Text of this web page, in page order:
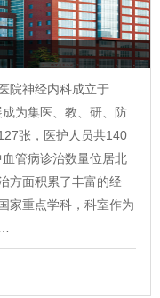
院神经内科成立于
为集医、教、研、防
张，医护人员共140
管病诊治数量位居北
方面积累了丰富的经
家重点学科，科室作为